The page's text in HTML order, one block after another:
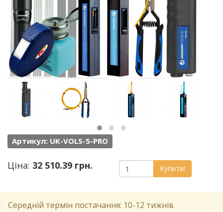
Артикул: UK-VOLS-5-PRO
Ціна: 32 510.39 грн. Купити!
Середній термін постачання: 10-12 тижнів